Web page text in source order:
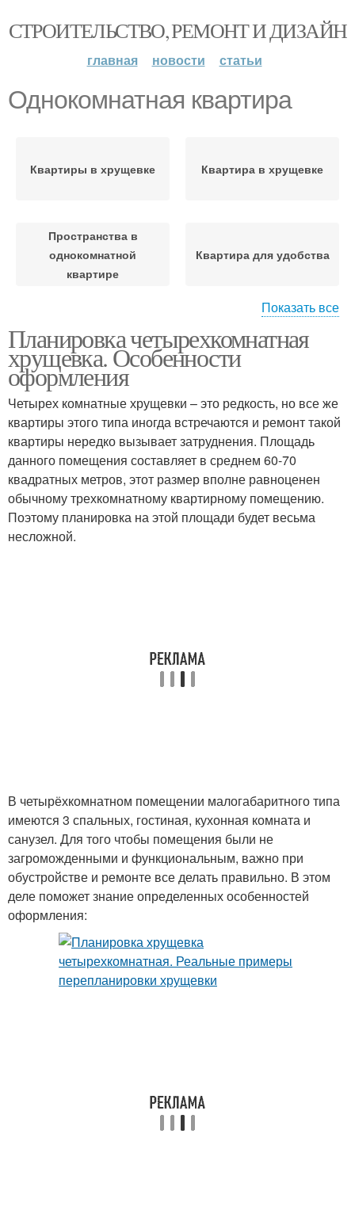
СТРОИТЕЛЬСТВО, РЕМОНТ И ДИЗАЙН
главная новости статьи
Однокомнатная квартира
Квартиры в хрущевке Квартира в хрущевке
Пространства в
однокомнатной
квартире
Квартира для удобства
небольшой квартире
Квартира для
максимального
удобства
Гамма для
однокомнатной
квартиры
Пространство в
однокомнатной
квартире
Квартиры для семьи
Квартира для
максимального
Квартиры в хрущёвках
Однокомнатная
хрущевка
3-комнатная квартира
Комнатная квартира
Показать все
Планировка четырехкомнатная
хрущевка. Особенности
оформления
Четырех комнатные хрущевки – это редкость, но все же
квартиры этого типа иногда встречаются и ремонт такой
квартиры нередко вызывает затруднения. Площадь
данного помещения составляет в среднем 60-70
квадратных метров, этот размер вполне равноценен
обычному трехкомнатному квартирному помещению.
Поэтому планировка на этой площади будет весьма
несложной.
В четырёхкомнатном помещении малогабаритного типа
имеются 3 спальных, гостиная, кухонная комната и
санузел. Для того чтобы помещения были не
загроможденными и функциональным, важно при
обустройстве и ремонте все делать правильно. В этом
деле поможет знание определенных особенностей
оформления: